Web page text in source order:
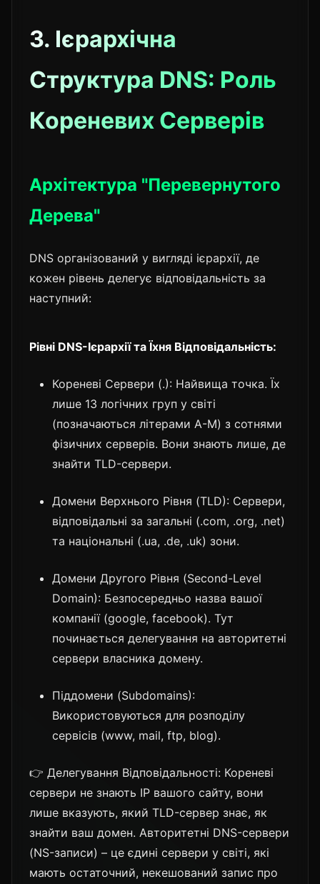
3. Ієрархічна
Структура DNS: Роль
Кореневих Серверів
Архітектура "Перевернутого
Дерева"
DNS організований у вигляді ієрархії, де
кожен рівень делегує відповідальність за
наступний:
Рівні DNS-Ієрархії та Їхня Відповідальність:
Кореневі Сервери (.): Найвища точка. Їх
лише 13 логічних груп у світі
(позначаються літерами A-M) з сотнями
фізичних серверів. Вони знають лише, де
знайти TLD-сервери.
Домени Верхнього Рівня (TLD): Сервери,
відповідальні за загальні (.com, .org, .net)
та національні (.ua, .de, .uk) зони.
Домени Другого Рівня (Second-Level
Domain): Безпосередньо назва вашої
компанії (google, facebook). Тут
починається делегування на авторитетні
сервери власника домену.
Піддомени (Subdomains):
Використовуються для розподілу
сервісів (www, mail, ftp, blog).
👉 Делегування Відповідальності: Кореневі
сервери не знають IP вашого сайту, вони
лише вказують, який TLD-сервер знає, як
знайти ваш домен. Авторитетні DNS-сервери
(NS-записи) – це єдині сервери у світі, які
мають остаточний, некешований запис про